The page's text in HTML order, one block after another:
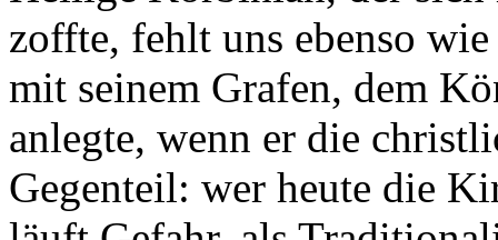
zoffte, fehlt uns ebenso
mit seinem Grafen, dem
anlegte, wenn er die
Gegenteil: wer heute die